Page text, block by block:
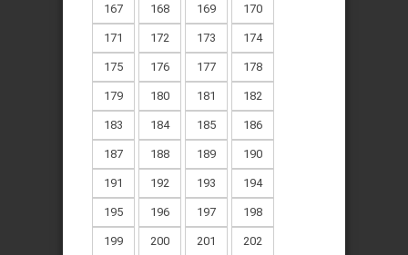
167 168 169 170
171 172 173 174
175 176 177 178
179 180 181 182
183 184 185 186
187 188 189 190
191 192 193 194
195 196 197 198
199 200 201 202